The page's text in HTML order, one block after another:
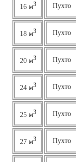
16 м3 Пухто
18 м3 Пухто
20 м3 Пухто
24 м3 Пухто
25 м3 Пухто
27 м3 Пухто